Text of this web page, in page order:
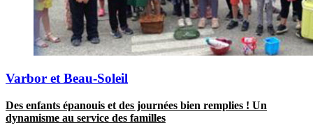
Varbor et Beau-Soleil
Des enfants épanouis et des journées bien remplies ! Un
dynamisme au service des familles